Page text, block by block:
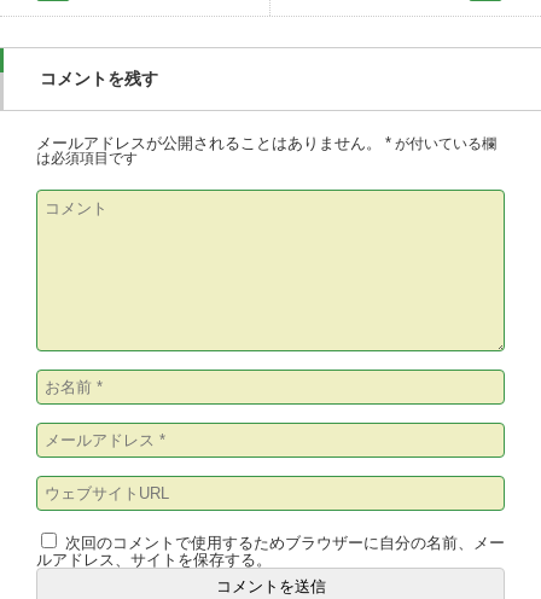
コメントを残す
メールアドレスが公開されることはありません。 * が付いている欄
は必須項目です
次回のコメントで使用するためブラウザーに自分の名前、メー
ルアドレス、サイトを保存する。